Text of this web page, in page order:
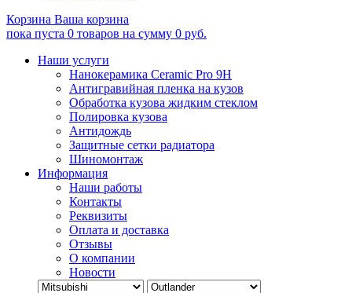
Корзина Ваша корзина
пока пуста 0 товаров на сумму 0 руб.
Наши услуги
Нанокерамика Ceramic Pro 9H
Антигравийная пленка на кузов
Обработка кузова жидким стеклом
Полировка кузова
Антидождь
Защитные сетки радиатора
Шиномонтаж
Информация
Наши работы
Контакты
Реквизиты
Оплата и доставка
Отзывы
О компании
Новости